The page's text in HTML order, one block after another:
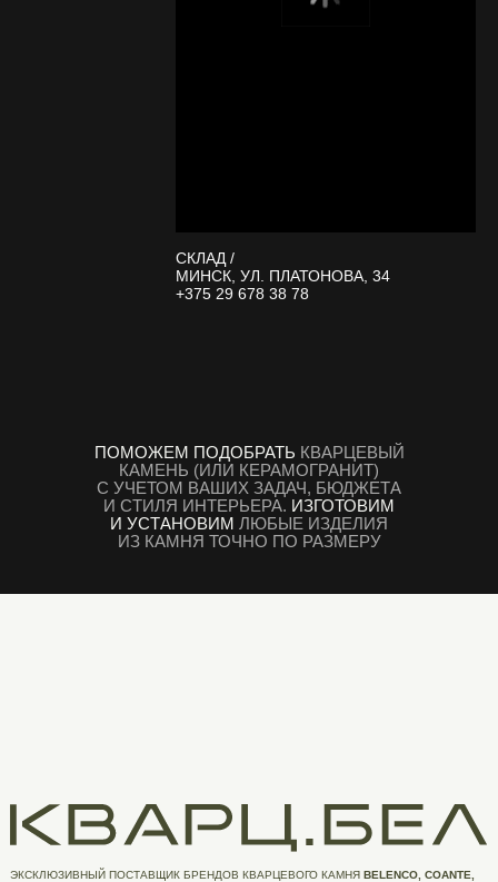
СКЛАД /
МИНСК, УЛ. ПЛАТОНОВА, 34
+375 29 678 38 78
ПОМОЖЕМ ПОДОБРАТЬ КВАРЦЕВЫЙ
КАМЕНЬ (ИЛИ КЕРАМОГРАНИТ)
С УЧЕТОМ ВАШИХ ЗАДАЧ, БЮДЖЕТА
И СТИЛЯ ИНТЕРЬЕРА. ИЗГОТОВИМ
И УСТАНОВИМ ЛЮБЫЕ ИЗДЕЛИЯ
ИЗ КАМНЯ ТОЧНО ПО РАЗМЕРУ
ЭКСКЛЮЗИВНЫЙ ПОСТАВЩИК БРЕНДОВ КВАРЦЕВОГО КАМНЯ BELENCO, COANTE,